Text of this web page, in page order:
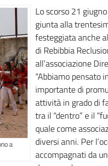
a
Lo scorso 21
giunta alla
festeggiata anche
di Rebibbia
all’associazione
“Abbiamo pensato
importante di
attività in grado di
tra il “dentro” e il
quale come
diversi anni. Per
accompagnati da